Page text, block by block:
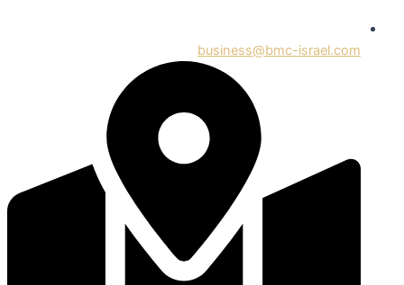
business@bmc-israel.com